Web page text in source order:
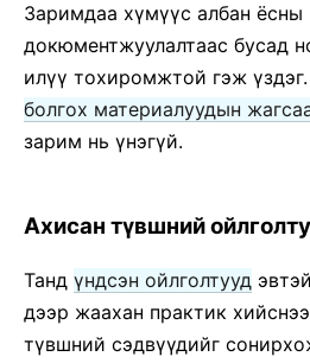
Заримдаа хүмүүс албан ёсны
докюментжуулалтаас бусад
илүү тохиромжтой гэж
болгох материалуудын
зарим нь үнэгүй.
Ахисан түвшний
Танд үндсэн ойлголтууд
дээр жаахан практик
түвшний сэдвүүдийг